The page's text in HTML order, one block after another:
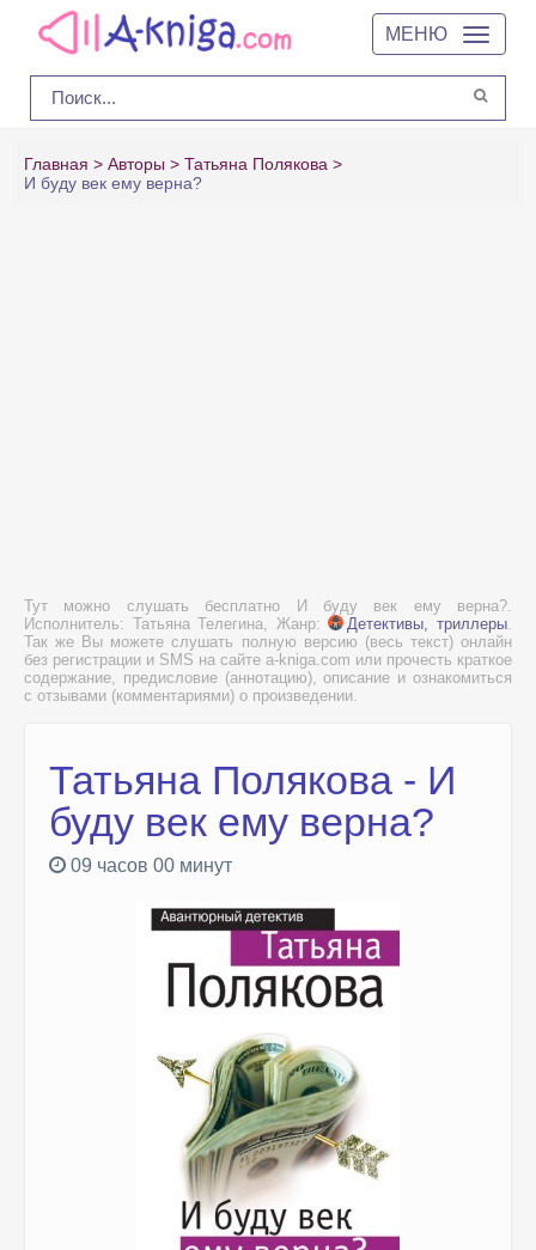
МЕНЮ
Главная Авторы
Татьяна Полякова
И буду век ему верна?
Тут можно слушать бесплатно И буду век ему верна?.
Исполнитель: Татьяна Телегина, Жанр:
Детективы, триллеры.
Так же Вы можете слушать полную версию (весь текст) онлайн
без регистрации и SMS на сайте a-kniga.com или прочесть краткое
содержание, предисловие (аннотацию), описание и ознакомиться
с отзывами (комментариями) о произведении.
Татьяна Полякова - И
буду век ему верна?
09 часов 00 минут